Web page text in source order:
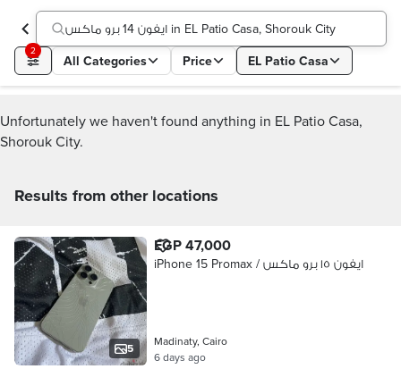
ايفون 14 برو ماكس in EL Patio Casa, Shorouk City
2
All Categories Price EL Patio Casa
Unfortunately we haven't found anything in EL Patio Casa,
Shorouk City.
Results from other locations
5
EGP 47,000
iPhone 15 Promax / ايفون ١٥ برو ماكس
Madinaty, Cairo
6 days ago